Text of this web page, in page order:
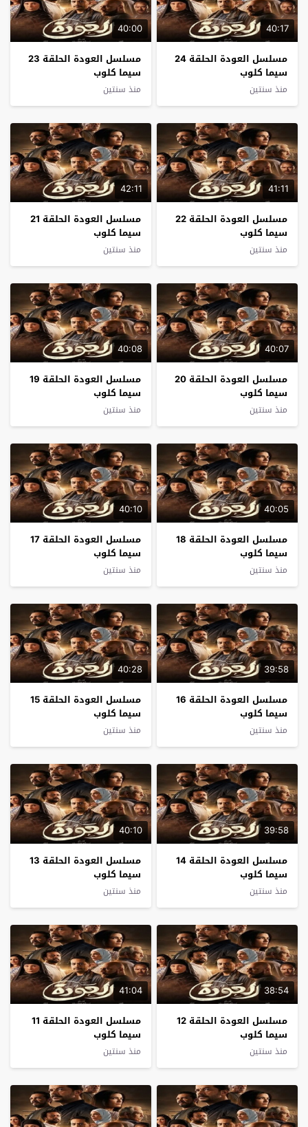
40:17
مسلسل العودة الحلقة 24
سيما كلوب
منذ سنتين
40:00
مسلسل العودة الحلقة 23
سيما كلوب
منذ سنتين
41:11
مسلسل العودة الحلقة 22
سيما كلوب
منذ سنتين
42:11
مسلسل العودة الحلقة 21
سيما كلوب
منذ سنتين
40:07
مسلسل العودة الحلقة 20
سيما كلوب
منذ سنتين
40:08
مسلسل العودة الحلقة 19
سيما كلوب
منذ سنتين
40:05
مسلسل العودة الحلقة 18
سيما كلوب
منذ سنتين
40:10
مسلسل العودة الحلقة 17
سيما كلوب
منذ سنتين
39:58
مسلسل العودة الحلقة 16
سيما كلوب
منذ سنتين
40:28
مسلسل العودة الحلقة 15
سيما كلوب
منذ سنتين
39:58
مسلسل العودة الحلقة 14
سيما كلوب
منذ سنتين
40:10
مسلسل العودة الحلقة 13
سيما كلوب
منذ سنتين
38:54
مسلسل العودة الحلقة 12
سيما كلوب
منذ سنتين
41:04
مسلسل العودة الحلقة 11
سيما كلوب
منذ سنتين